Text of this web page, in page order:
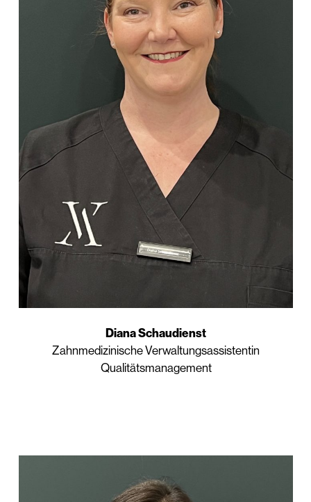
Diana Schaudienst
Zahnmedizinische Verwaltungsassistentin
Qualitätsmanagement